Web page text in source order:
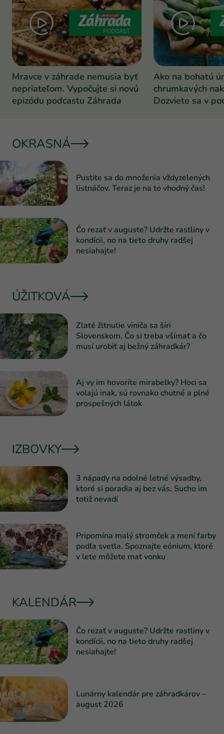
Mravce v záhrade nemusia byť
nepriateľom. Vypočujte si novú
epizódu podcastu Záhrada
Ako na bohatú
chrumkavých
Dozviete sa v
OKRASNÁ
Pustite sa do množenia vždyzelených
listnáčov. Teraz je na to vhodný čas!
Čo rezať v auguste? Udržte rastliny v
kondícii, no na tieto druhy radšej
nesiahajte!
ÚŽITKOVÁ
Zlaté žltnutie viniča sa šíri
Slovenskom. Čo si treba všímať a čo
musí urobiť aj bežný záhradkár?
Aj vy im hovoríte mirabelky? Hoci sa
volajú inak, sú rovnako chutné a plné
prospešných látok
IZBOVKY
3 nápady na odolné letné výsadby,
ktoré si poradia aj bez vás. Sucho im
totiž nevadí
Pripomína malý stromček a mení farby
podľa svetla. Spoznajte eónium, ktoré
v lete môžete mať vonku
KALENDÁR
Čo rezať v auguste? Udržte rastliny v
kondícii, no na tieto druhy radšej
nesiahajte!
Lunárny kalendár pre záhradkárov –
august 2026